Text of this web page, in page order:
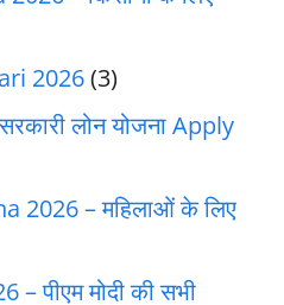
2026(3)
लोन योजना Apply
2026 – महिलाओं के लिए
पीएम मोदी की सभी